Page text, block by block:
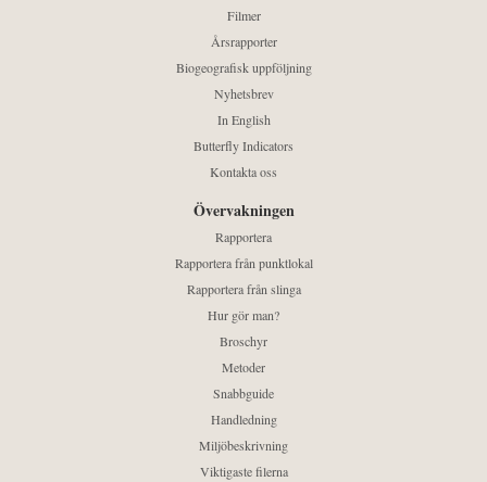
Filmer
Årsrapporter
Biogeografisk uppföljning
Nyhetsbrev
In English
Butterfly Indicators
Kontakta oss
Övervakningen
Rapportera
Rapportera från punktlokal
Rapportera från slinga
Hur gör man?
Broschyr
Metoder
Snabbguide
Handledning
Miljöbeskrivning
Viktigaste filerna